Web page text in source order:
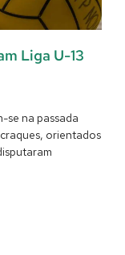
Liga U-13
se na passada
orientados